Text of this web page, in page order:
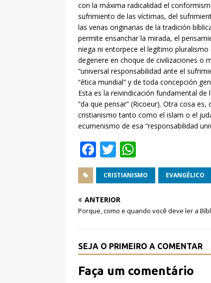
con la máxima radicalidad el
sufrimiento de las víctimas, del
las venas originarias de la tradición
permite ensanchar la mirada, el
niega ni entorpece el legítimo
degenere en choque de civilizaciones o
“universal responsabilidad ante el
“ética mundial” y de toda concepción
Esta es la reivindicación fundamental
“da que pensar” (Ricoeur). Otra cosa
cristianismo tanto como el islam o el
ecumenismo de esa “responsabilidad
F
a
c
e
b
o
k
T
w
it
te
r
h
at
A
p
CRISTIANISMO EVANGÉLICO
ANTERIOR
Porque, como e quando você deve ler a
SEJA O PRIMEIRO A COMENTAR
Faça um comentário